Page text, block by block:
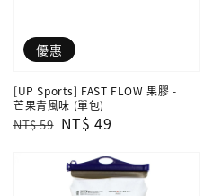
優惠
[UP Sports] FAST FLOW 果膠 -
芒果青風味 (單包)
Regular
NT$ 59 Sale
NT$ 49